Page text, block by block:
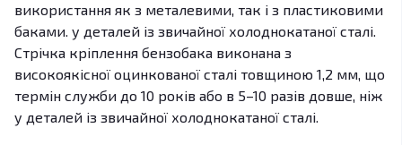
використання як з металевими, так і з пластиковими
баками. у деталей із звичайної холоднокатаної сталі.
Стрічка кріплення бензобака виконана з
високоякісної оцинкованої сталі товщиною 1,2 мм, що
термін служби до 10 років або в 5–10 разів довше, ніж
у деталей із звичайної холоднокатаної сталі.